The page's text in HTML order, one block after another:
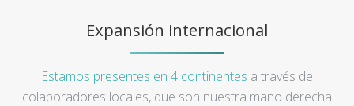
Expansión internacional
Estamos presentes en 4 continentes a través de
colaboradores locales, que son nuestra mano derecha